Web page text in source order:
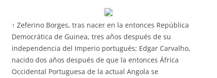
↑ Zeferino Borges, tras nacer en la entonces República
Democrática de Guinea, tres años después de su
independencia del Imperio portugués; Edgar Carvalho,
nacido dos años después de que la entonces África
Occidental Portuguesa de la actual Angola se